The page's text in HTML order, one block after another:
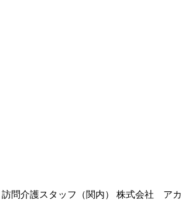
訪問介護スタッフ（関内） 株式会社 ア